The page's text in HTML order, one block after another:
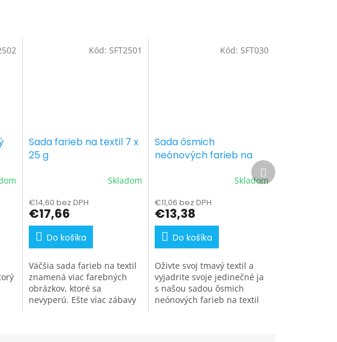
Sada farieb na textil 7 x
25 g
Skladom
€14,60 bez DPH
€17,66
Do košíka
Väčšia sada farieb na textil
znamená viac farebných
obrázkov, ktoré sa
nevyperú. Ešte viac zábavy
Kód: SFT2501
Sada ôsmich
neónových farieb na
Skladom
€11,06 bez DPH
€13,38
Do košíka
Oživte svoj tmavý textil a
vyjadrite svoje jedinečné ja
s našou sadou ôsmich
neónových farieb na textil
Kód: SFT030
Ďalší
produkt